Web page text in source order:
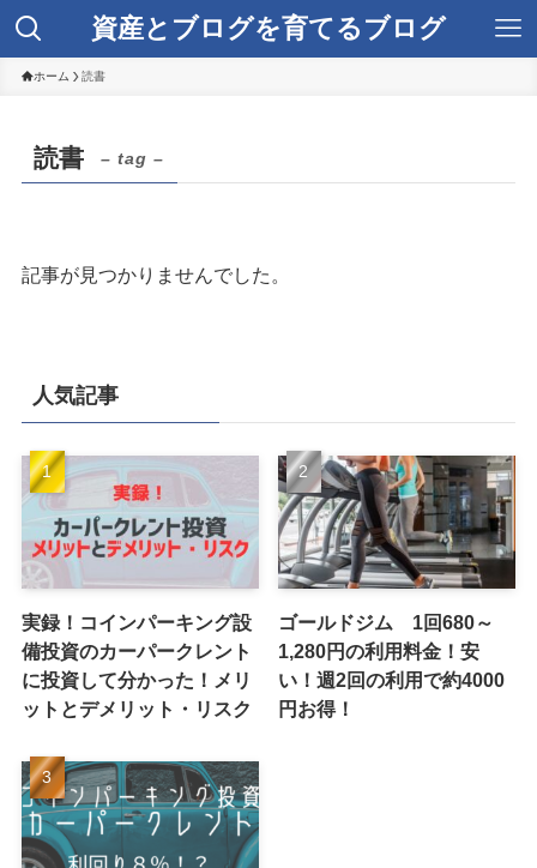
資産とブログを育てるブログ
ホーム 読書
読書 – tag –
記事が見つかりませんでした。
人気記事
実録！コインパーキング設
備投資のカーパークレント
に投資して分かった！メリ
ットとデメリット・リスク
ゴールドジム 1回680～
1,280円の利用料金！安
い！週2回の利用で約4000
円お得！